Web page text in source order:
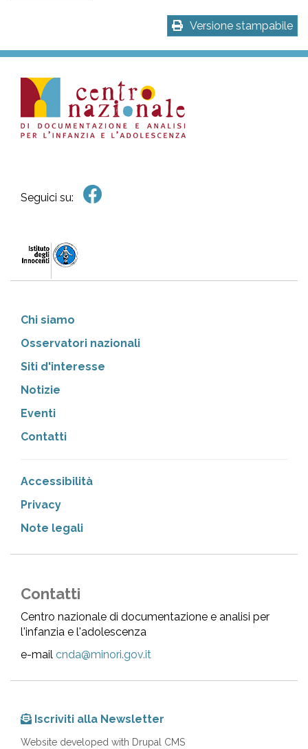
Versione stampabile
Seguici su:
Chi siamo
Osservatori nazionali
Siti d'interesse
Notizie
Eventi
Contatti
Accessibilità
Privacy
Note legali
Contatti
Centro nazionale di documentazione e analisi per
l'infanzia e l'adolescenza
e-mail cnda@minori.gov.it
Iscriviti alla Newsletter
Website developed with Drupal CMS